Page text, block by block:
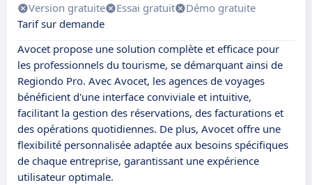
Version gratuite Essai gratuit
Démo gratuite
Tarif sur demande
Avocet propose une solution complète et efficace pour
les professionnels du tourisme, se démarquant ainsi de
Regiondo Pro. Avec Avocet, les agences de voyages
bénéficient d'une interface conviviale et intuitive,
facilitant la gestion des réservations, des facturations et
des opérations quotidiennes. De plus, Avocet offre une
flexibilité personnalisée adaptée aux besoins spécifiques
de chaque entreprise, garantissant une expérience
utilisateur optimale.